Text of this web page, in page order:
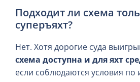
Подходит ли схема
суперъяхт?
Нет. Хотя дорогие суда
схема доступна и для яхт
если соблюдаются условия по